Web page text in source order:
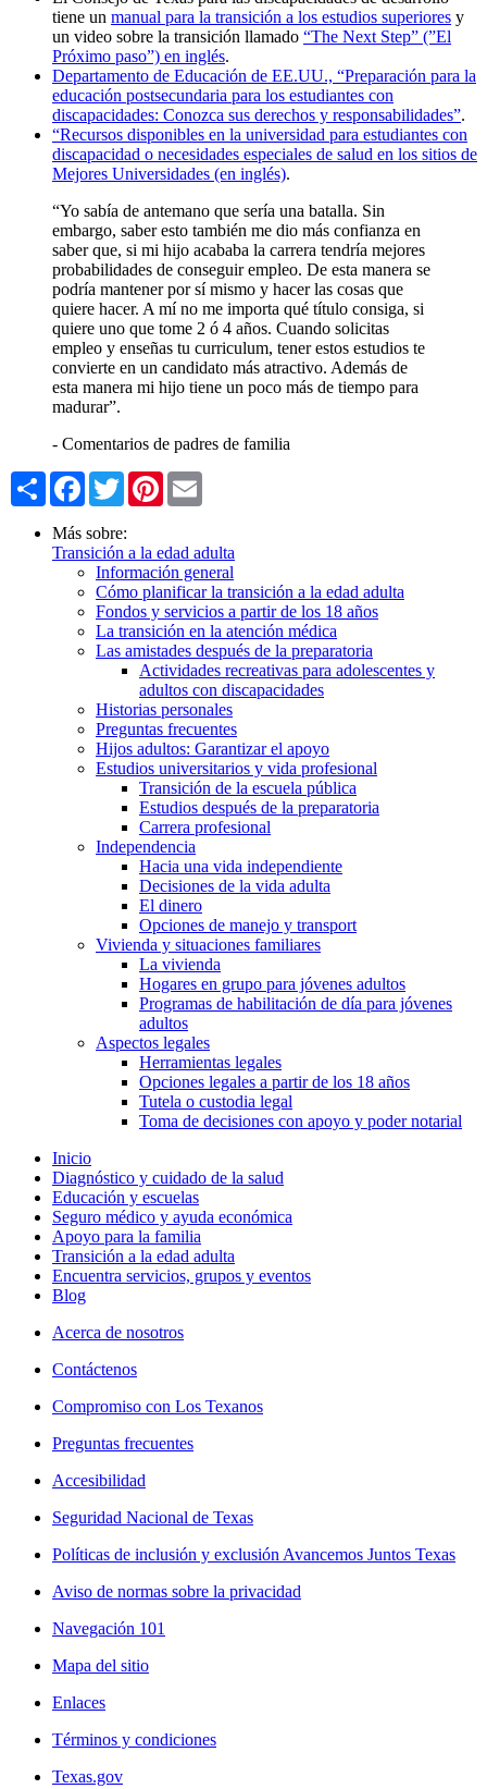
tiene un manual para la transición a los estudios superiores y
un video sobre la transición llamado “The Next Step” (”El
Próximo paso”) en inglés.
Departamento de Educación de EE.UU., “Preparación para la
educación postsecundaria para los estudiantes con
discapacidades: Conozca sus derechos y responsabilidades”.
“Recursos disponibles en la universidad para estudiantes con
discapacidad o necesidades especiales de salud en los sitios de
Mejores Universidades (en inglés).
“Yo sabía de antemano que sería una batalla. Sin
embargo, saber esto también me dio más confianza en
saber que, si mi hijo acababa la carrera tendría mejores
probabilidades de conseguir empleo. De esta manera se
podría mantener por sí mismo y hacer las cosas que
quiere hacer. A mí no me importa qué título consiga, si
quiere uno que tome 2 ó 4 años. Cuando solicitas
empleo y enseñas tu curriculum, tener estos estudios te
convierte en un candidato más atractivo. Además de
esta manera mi hijo tiene un poco más de tiempo para
madurar”.
- Comentarios de padres de familia
Share Facebook
TwitterPinterest
Más sobre:
Transición a la edad adulta
Información general
Cómo planificar la transición a la edad adulta
Fondos y servicios a partir de los 18 años
La transición en la atención médica
Las amistades después de la preparatoria
Actividades recreativas para adolescentes y
adultos con discapacidades
Historias personales
Preguntas frecuentes
Hijos adultos: Garantizar el apoyo
Estudios universitarios y vida profesional
Transición de la escuela pública
Estudios después de la preparatoria
Carrera profesional
Independencia
Hacia una vida independiente
Decisiones de la vida adulta
El dinero
Opciones de manejo y transport
Vivienda y situaciones familiares
La vivienda
Hogares en grupo para jóvenes adultos
Programas de habilitación de día para jóvenes
adultos
Aspectos legales
Herramientas legales
Opciones legales a partir de los 18 años
Tutela o custodia legal
Toma de decisiones con apoyo y poder notarial
Inicio
Diagnóstico y cuidado de la salud
Educación y escuelas
Seguro médico y ayuda económica
Apoyo para la familia
Transición a la edad adulta
Encuentra servicios, grupos y eventos
Blog
Acerca de nosotros
Contáctenos
Compromiso con Los Texanos
Preguntas frecuentes
Accesibilidad
Seguridad Nacional de Texas
Políticas de inclusión y exclusión Avancemos Juntos Texas
Aviso de normas sobre la privacidad
Navegación 101
Mapa del sitio
Enlaces
Términos y condiciones
Texas.gov